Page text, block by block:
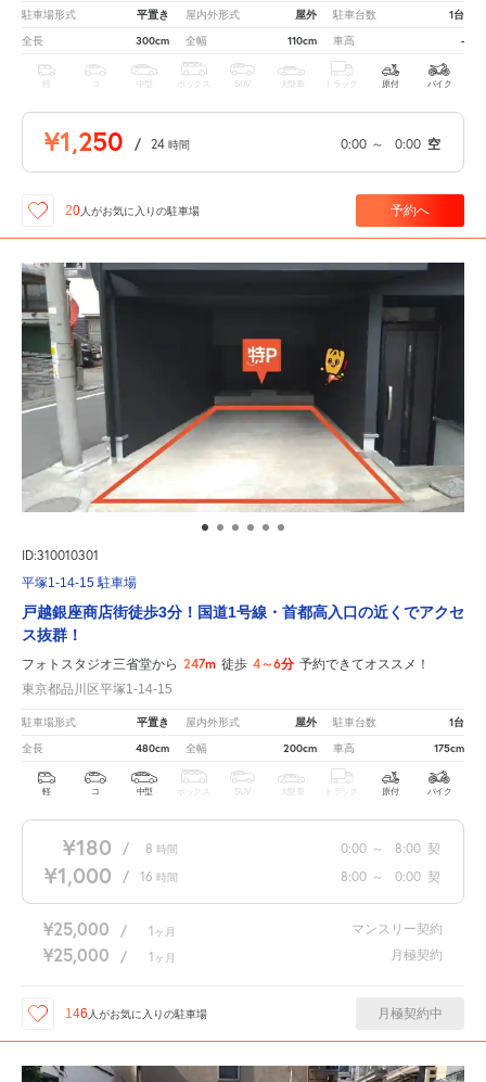
駐車場形式 平置き 屋内外形式 屋外 駐車台数 1台
全長 300cm 全幅 110cm 車高 -
軽 中型 ボックス SUV 大型車 トラック 原付 バイク
¥1,250 / 24 時間 0:00 ～ 0:00 空
20人がお気に入りの駐車場 予約へ
ID:310010301
平塚1-14-15 駐車場
戸越銀座商店街徒歩3分！国道1号線・首都高入口の近くでアクセ
ス抜群！
フォトスタジオ三省堂から 247m 徒歩 4～6分 予約できてオススメ！
東京都品川区平塚1-14-15
駐車場形式 平置き 屋内外形式 屋外 駐車台数 1台
全長 480cm 全幅 200cm 車高 175cm
軽 コ 中型 ボックス SUV 大型車 トラック 原付 バイク
¥180 / 8 時間 0:00 ～ 8:00 契
¥1,000 / 16 時間 8:00 ～ 0:00 契
¥25,000 / 1 ヶ月 マンスリー契約
¥25,000 / 1 ヶ月 月極契約
146 人がお気に入りの駐車場 月極契約中